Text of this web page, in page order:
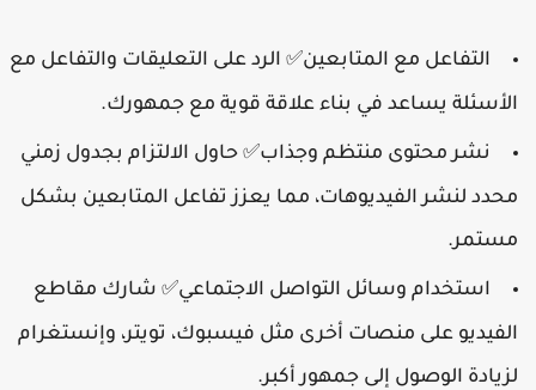
التفاعل مع المتابعين✅ الرد على التعليقات والتفاعل مع
الأسئلة يساعد في بناء علاقة قوية مع جمهورك.
نشر محتوى منتظم وجذاب✅ حاول الالتزام بجدول زمني
محدد لنشر الفيديوهات، مما يعزز تفاعل المتابعين بشكل
مستمر.
استخدام وسائل التواصل الاجتماعي✅ شارك مقاطع
الفيديو على منصات أخرى مثل فيسبوك، تويتر، وإنستغرام
لزيادة الوصول إلى جمهور أكبر.